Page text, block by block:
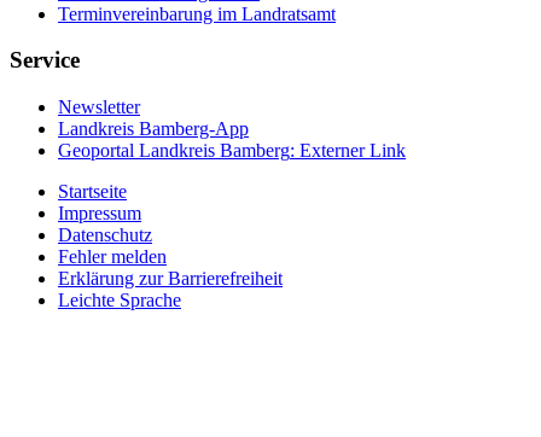
Terminvereinbarung im Landratsamt
Service
Newsletter
Landkreis Bamberg-App
Geoportal Landkreis Bamberg: Externer Link
Startseite
Impressum
Datenschutz
Fehler melden
Erklärung zur Barrierefreiheit
Leichte Sprache